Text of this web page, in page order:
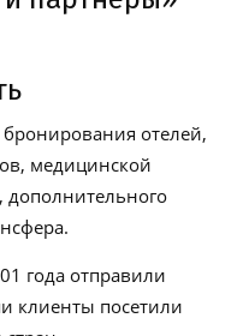
отелей,
медицинской
дополнительного
года отправили
клиенты посетили